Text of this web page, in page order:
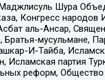
Шура
Конгресс народов
аль-Ансар,
Братья-мусульмане,
И-Тайба,
Исламская партия
реформ,